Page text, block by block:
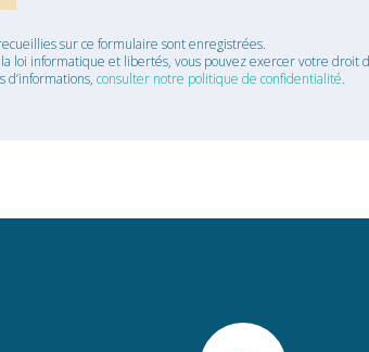
sur ce formulaire sont enregistrées.
loi informatique et libertés, vous pouvez exercer votre droit
d’informations, consulter notre politique de confidentialité.